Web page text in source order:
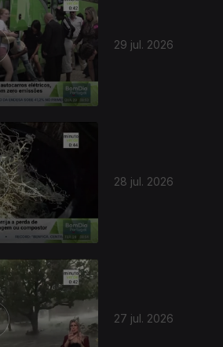
29 jul. 2026
28 jul. 2026
27 jul. 2026